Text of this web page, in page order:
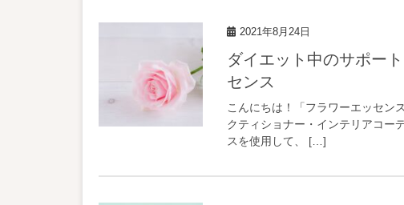
2021年8月24日
ダイエット中のサポートに！美しい習慣を手に入れるフラワーエッ
センス
こんにちは！「フラワーエッセ
クティショナー・インテリアコ
スを使用して、 […]